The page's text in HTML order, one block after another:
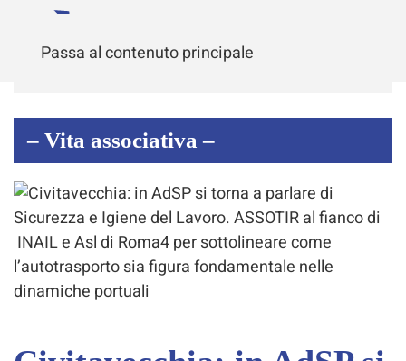
Passa al contenuto principale
– Vita associativa –